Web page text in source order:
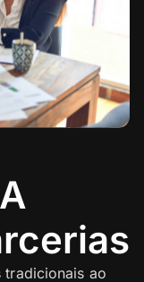
tradicionais ao